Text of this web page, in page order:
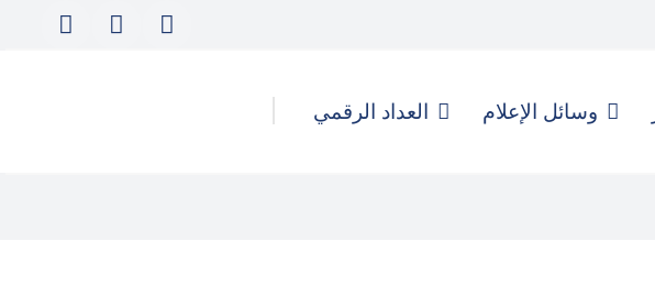
وسائل الإعلام العداد الرقمي